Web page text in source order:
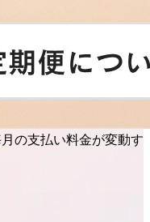
の支払い料金が変動す